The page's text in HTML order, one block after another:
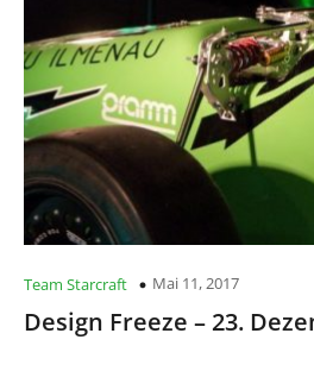
Team Starcraft Mai 11, 2017
Design Freeze – 23.